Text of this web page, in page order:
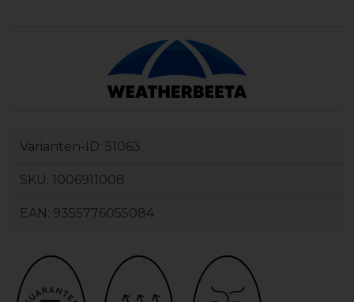
Varianten-ID: 51063
SKU: 1006911008
EAN: 9355776055084